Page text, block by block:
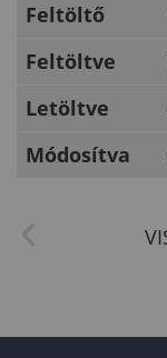
Feltöltő
Feltöltve
Letöltve
Módosítva